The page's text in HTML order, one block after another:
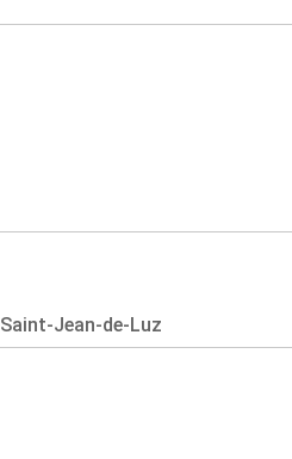
Saint-Jean-de-Luz